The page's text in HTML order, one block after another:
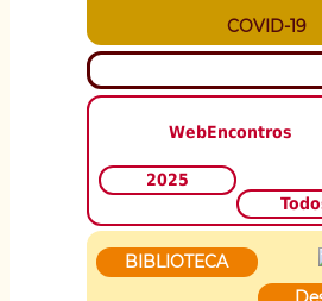
COVID-19
WebEncontros
2025
BIBLIOTECA